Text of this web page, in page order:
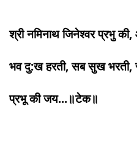
श्री नमिनाथ जिनेश्वर प्रभु
भव दु:ख हरती, सब सुख भरती,
प्रभू की जय...॥टेक॥